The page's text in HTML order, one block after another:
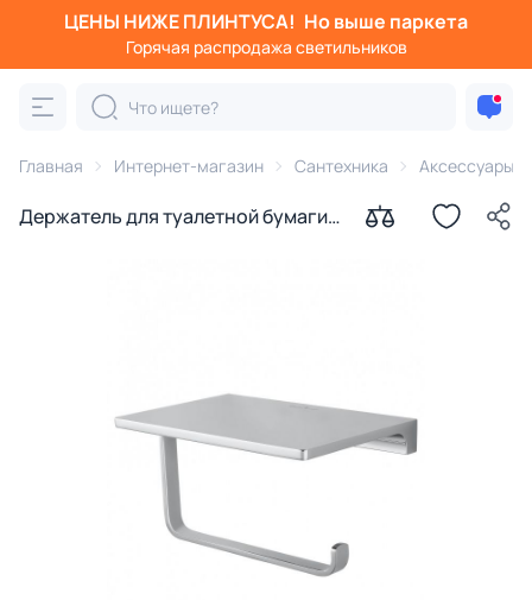
ЦЕНЫ НИЖЕ ПЛИНТУСА! Но выше паркета
Горячая распродажа светильников
Главная Интернет-магазин Сантехника Аксессуары
Держатель для туалетной бумаги